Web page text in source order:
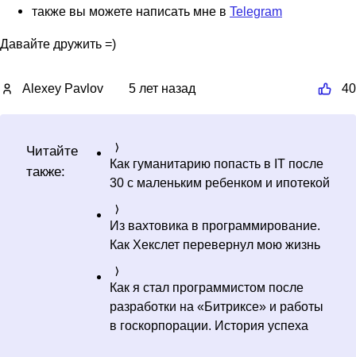
также вы можете написать мне в Telegram
Давайте дружить =)
Alexey Pavlov 5 лет назад 40
Читайте
также:
Как гуманитарию попасть в IT после
30 с маленьким ребенком и ипотекой
Из вахтовика в программирование.
Как Хекслет перевернул мою жизнь
Как я стал программистом после
разработки на «Битриксе» и работы
в госкорпорации. История успеха